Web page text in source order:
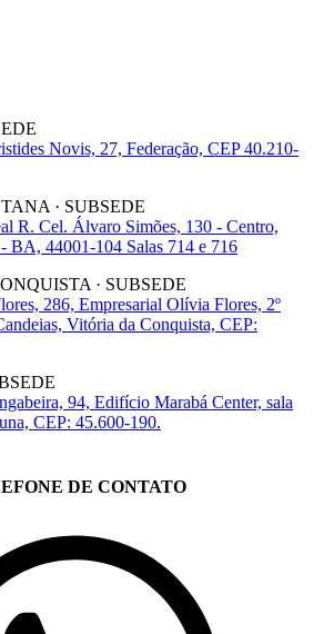
Novis, 27, Federação, CEP 40.210-
· SUBSEDE
R. Cel. Álvaro Simões, 130 - Centro,
BA, 44001-104 Salas 714 e 716
· SUBSEDE
286, Empresarial Olívia Flores, 2º
Vitória da Conquista, CEP:
94, Edifício Marabá Center, sala
CEP: 45.600-190.
DE CONTATO